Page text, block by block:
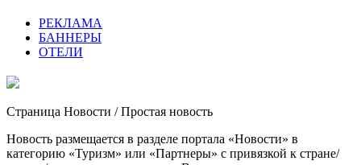
РЕКЛАМА
БАННЕРЫ
ОТЕЛИ
Страница Новости / Простая новость
Новость размещается в разделе портала «Новости» в
категорию «Туризм» или «Партнеры» с привязкой к стране/